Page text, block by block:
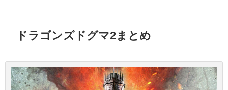
ドラゴンズドグマ2まとめ